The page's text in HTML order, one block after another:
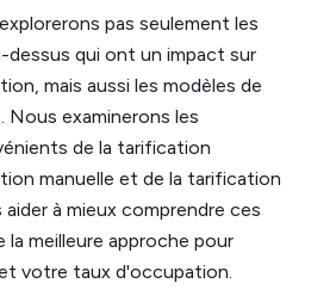
pas seulement les
qui ont un impact sur
mais aussi les modèles de
examinerons les
de la tarification
manuelle et de la tarification
à mieux comprendre ces
la meilleure approche pour
votre taux d'occupation.